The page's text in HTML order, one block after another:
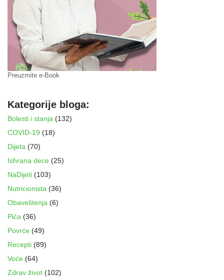
Preuzmite e-Book
Kategorije bloga:
Bolesti i stanja (132)
COVID-19 (18)
Dijeta (70)
Ishrana dece (25)
NaDijeti (103)
Nutricionista (36)
Obaveštenja (6)
Pića (36)
Povrće (49)
Recepti (89)
Voće (64)
Zdrav život (102)